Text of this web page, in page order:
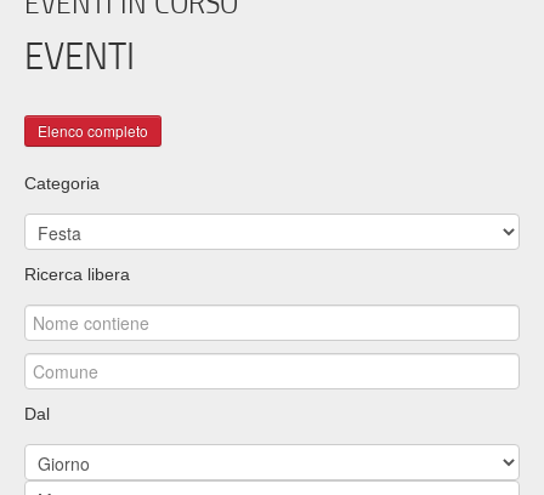
EVENTI
Categoria
Ricerca libera
Dal